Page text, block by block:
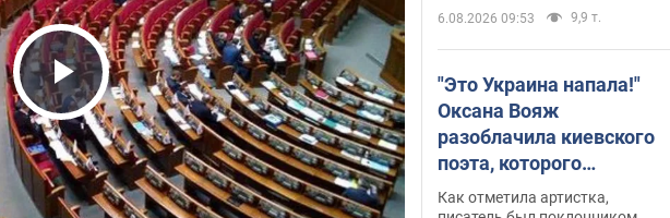
Play Video
6.08.2026 09:53 9,9 т.
"Это Украина напала!"
Оксана Вояж
разоблачила киевского
поэта, которого
"зазомбировали": он
Как отметила артистка,